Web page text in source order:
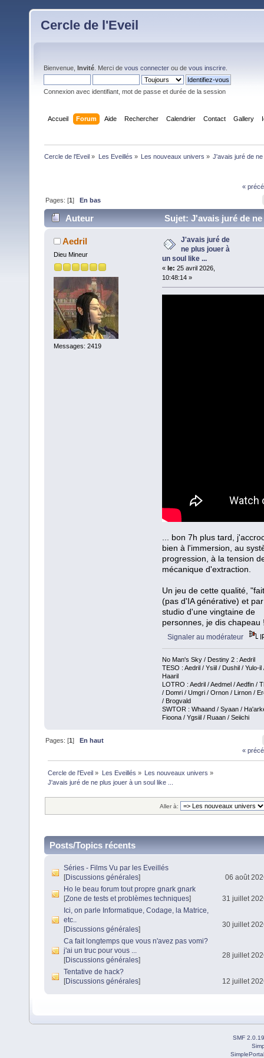
Cercle de l'Eveil
Bienvenue, Invité . Merci de vous connecter ou de vous inscrire
Connexion avec identifiant, mot de passe et durée de la session
Accueil Forum Aide Rechercher Calendrier Contact Gallery
Cercle de l'Eveil » Les Eveillés » Les nouveaux univers » J'avais juré de
«
Pages: [1]En bas
Auteur
Sujet: J'avais juré de
jouer à un soul like ... (Lu 3689 fois)
Aedril
Dieu Mineur
Messages: 2419
J'avais juré de
ne plus jouer à
un soul like ...
« le: 25 avril 2026,
10:48:14 »
... bon 7h plus tard,
bien à l'immersion, au
progression, à la tension
mécanique d'extraction.
Un jeu de cette qualité,
(pas d'IA générative) et
studio d'une vingtaine de
personnes, je dis chapeau
Signaler au modérateur
No Man's Sky / Destiny 2 : Aedril
TESO : Aedril / Ysiil / Dushil / Yulo-il
Haaril
LOTRO : Aedril / Aedmel / Aedfin /
/ Domri / Umgri / Ornon / Lirnon /
/ Brogvald
SWTOR : Whaand / Syaan /
Fioona / Ygsiil / Ruaan / Seiichi
Pages: [1]En haut
«
Cercle de l'Eveil » Les Eveillés » Les nouveaux univers »
J'avais juré de ne plus jouer à un soul like ...
Aller à:
Posts/Topics récents
Séries - Films Vu par les Eveillés
[Discussions générales]
06 août
Ho le beau forum tout propre gnark gnark
[Zone de tests et problèmes techniques]
31 juillet
Ici, on parle Informatique, Codage, la Matrice,
etc..
[Discussions générales]
30 juillet
Ca fait longtemps que vous n'avez pas vomi?
j'ai un truc pour vous ...
[Discussions générales]
28 juillet
Tentative de hack?
[Discussions générales] 12 juillet
SMF 2.0.19